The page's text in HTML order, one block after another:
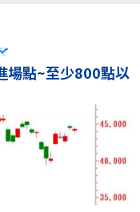
場點~至少800點以